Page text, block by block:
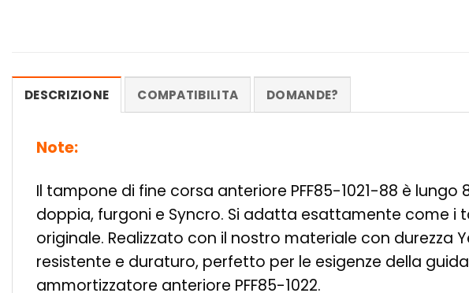
DESCRIZIONE COMPATIBILITA DOMANDE?
Note:
Il tampone di fine corsa anteriore PFF85-1021-88 è
doppia, furgoni e Syncro. Si adatta esattamente come i
originale. Realizzato con il nostro materiale con
resistente e duraturo, perfetto per le esigenze della
ammortizzatore anteriore PFF85-1022.